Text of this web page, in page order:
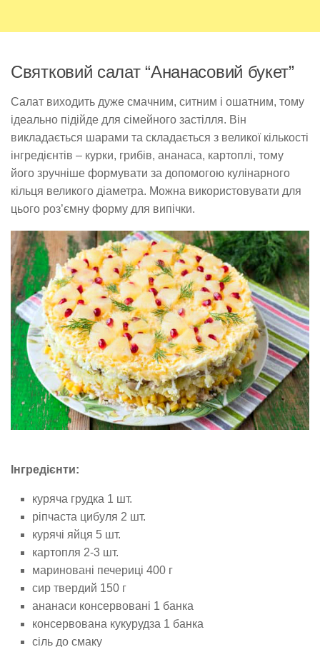
Святковий салат “Ананасовий букет”
Салат виходить дуже смачним, ситним і ошатним, тому
ідеально підійде для сімейного застілля. Він
викладається шарами та складається з великої кількості
інгредієнтів – курки, грибів, ананаса, картоплі, тому
його зручніше формувати за допомогою кулінарного
кільця великого діаметра. Можна використовувати для
цього роз’ємну форму для випічки.
Інгредієнти:
куряча грудка 1 шт.
ріпчаста цибуля 2 шт.
курячі яйця 5 шт.
картопля 2-3 шт.
мариновані печериці 400 г
сир твердий 150 г
ананаси консервовані 1 банка
консервована кукурудза 1 банка
сіль до смаку